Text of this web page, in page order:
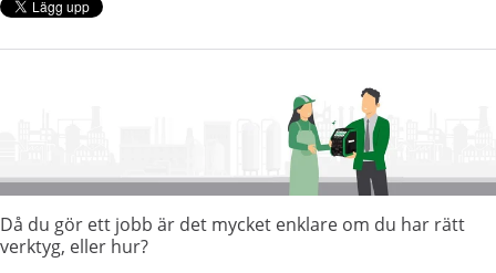
Då du gör ett jobb är det mycket enklare om du har rätt
verktyg, eller hur?